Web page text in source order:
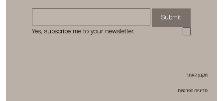
Submit
Yes, subscribe me to your newsletter.
מדיניות הפרטיות
תקנון האתר